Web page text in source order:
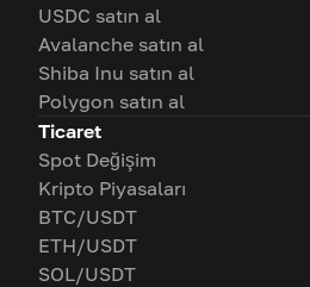
USDC satın al
Avalanche satın al
Shiba Inu satın al
Polygon satın al
Ticaret
Spot Değişim
Kripto Piyasaları
BTC/USDT
ETH/USDT
SOL/USDT